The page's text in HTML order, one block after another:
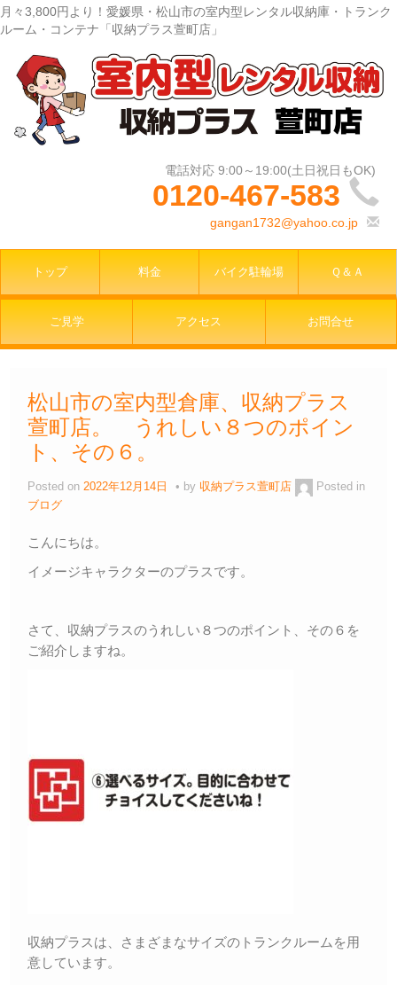
月々3,800円より！愛媛県・松山市の室内型レンタル収納庫・トランク
ルーム・コンテナ「収納プラス萱町店」
0120-467-583
gangan1732@yahoo.co.jp
トップ 料金 バイク駐輪場 Ｑ＆Ａ
ご見学 アクセス お問合せ
松山市の室内型倉庫、収納プラス
萱町店。 うれしい８つのポイン
ト、その６。
Posted on 2022年12月14日 by 収納プラス萱町店
Posted in
ブログ
こんにちは。
イメージキャラクターのプラスです。
さて、収納プラスのうれしい８つのポイント、その６を
ご紹介しますね。
収納プラスは、さまざまなサイズのトランクルームを用
意しています。